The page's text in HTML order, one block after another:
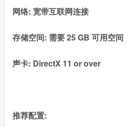
网络: 宽带互联网连接
存储空间: 需要 25 GB 可用空间
声卡: DirectX 11 or over
推荐配置: